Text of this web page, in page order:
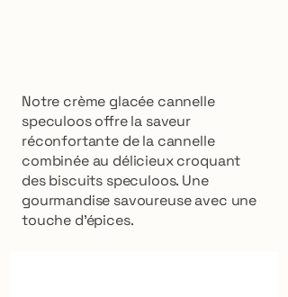
Notre crème glacée cannelle
speculoos offre la saveur
réconfortante de la cannelle
combinée au délicieux croquant
des biscuits speculoos. Une
gourmandise savoureuse avec une
touche d'épices.